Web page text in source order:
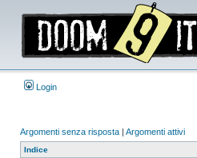
Login
Argomenti senza risposta | Argomenti attivi
Indice